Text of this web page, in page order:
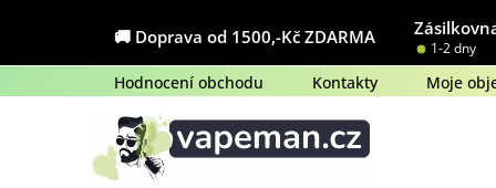
obsah
🚚 Doprava od 1500,-Kč ZDARMA
1-2 dny
Hodnocení obchodu Kontakty Moje